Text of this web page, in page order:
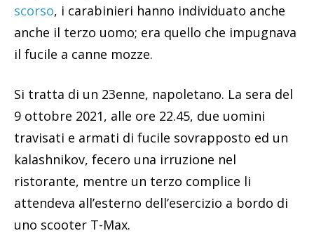
scorso, i carabinieri hanno individuato anche
anche il terzo uomo; era quello che impugnava
il fucile a canne mozze.
Si tratta di un 23enne, napoletano. La sera del
9 ottobre 2021, alle ore 22.45, due uomini
travisati e armati di fucile sovrapposto ed un
kalashnikov, fecero una irruzione nel
ristorante, mentre un terzo complice li
attendeva all’esterno dell’esercizio a bordo di
uno scooter T-Max.